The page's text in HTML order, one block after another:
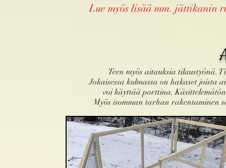
Lue myös lisää mm. jättikanin
Teen myös aitauksia tilaustyönä.
Jokaisessa kulmassa on hakaset joista
voikäyttää porttina.
Myös isomman tarhan rakentaminen